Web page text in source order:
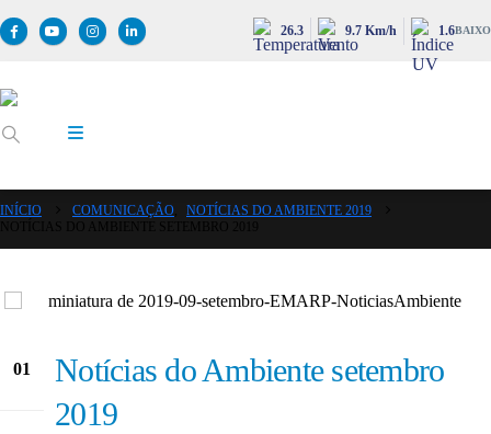
26.3 9.7 Km/h 1.6BAIXO
INÍCIO COMUNICAÇÃO
NOTÍCIAS DO AMBIENTE 2019
01
Notícias do Ambiente setembro
2019